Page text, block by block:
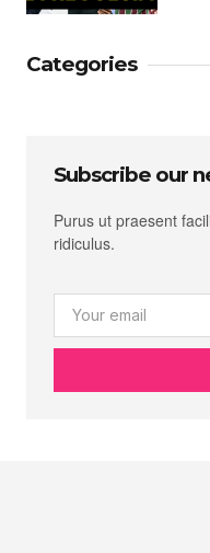
Categories
Subscribe our
Purus ut praesent
ridiculus.